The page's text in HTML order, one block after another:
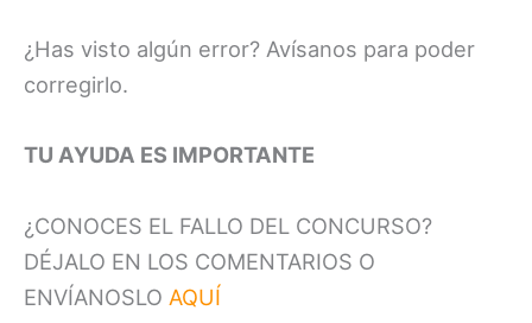
¿Has visto algún error? Avísanos para poder
corregirlo.
TU AYUDA ES IMPORTANTE
¿CONOCES EL FALLO DEL CONCURSO?
DÉJALO EN LOS COMENTARIOS O
ENVÍANOSLO AQUÍ